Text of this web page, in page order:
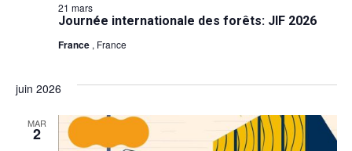
Journée internationale des forêts: JIF 2026
21 mars
France , France
juin 2026
MAR
2